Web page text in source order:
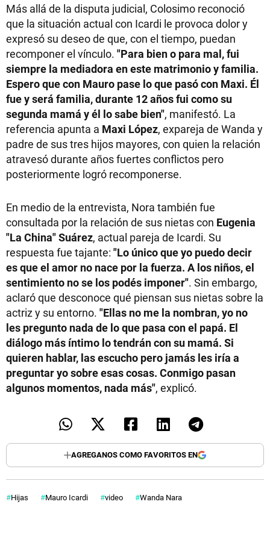
Más allá de la disputa judicial, Colosimo reconoció
que la situación actual con Icardi le provoca dolor y
expresó su deseo de que, con el tiempo, puedan
recomponer el vínculo. "Para bien o para mal, fui
siempre la mediadora en este matrimonio y familia.
Espero que con Mauro pase lo que pasó con Maxi. Él
fue y será familia, durante 12 años fui como su
segunda mamá y él lo sabe bien", manifestó. La
referencia apunta a Maxi López, expareja de Wanda y
padre de sus tres hijos mayores, con quien la relación
atravesó durante años fuertes conflictos pero
posteriormente logró recomponerse.
En medio de la entrevista, Nora también fue
consultada por la relación de sus nietas con Eugenia
"La China" Suárez, actual pareja de Icardi. Su
respuesta fue tajante: "Lo único que yo puedo decir
es que el amor no nace por la fuerza. A los niños, el
sentimiento no se los podés imponer". Sin embargo,
aclaró que desconoce qué piensan sus nietas sobre la
actriz y su entorno. "Ellas no me la nombran, yo no
les pregunto nada de lo que pasa con el papá. El
diálogo más íntimo lo tendrán con su mamá. Si
quieren hablar, las escucho pero jamás les iría a
preguntar yo sobre esas cosas. Conmigo pasan
algunos momentos, nada más", explicó.
AGREGANOS COMO FAVORITOS EN
Hijas Mauro Icardi video Wanda Nara